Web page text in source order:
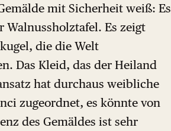
mit Sicherheit weiß: Es
Walnussholztafel. Es zeigt
die die Welt
Das Kleid, das der Heiland
hat durchaus weibliche
zugeordnet, es könnte von
des Gemäldes ist sehr